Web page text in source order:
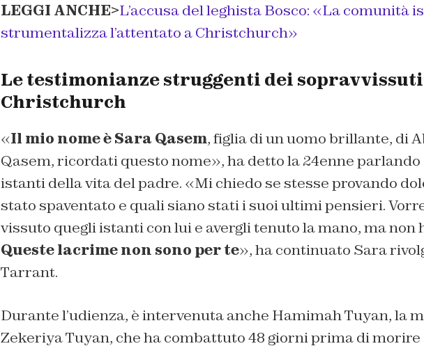
LEGGI ANCHE>L’accusa del leghista Bosco: «La comunità
strumentalizza l’attentato a Christchurch»
Le testimonianze struggenti dei
Christchurch
«Il mio nome è Sara Qasem, figlia di un uomo brillante, di
Qasem, ricordati questo nome», ha detto la 24enne
istanti della vita del padre. «Mi chiedo se stesse provando
stato spaventato e quali siano stati i suoi ultimi pensieri.
vissuto quegli istanti con lui e avergli tenuto la mano, ma non
Queste lacrime non sono per te», ha continuato Sara
Tarrant.
Durante l’udienza, è intervenuta anche Hamimah Tuyan, la
Zekeriya Tuyan, che ha combattuto 48 giorni prima di morire